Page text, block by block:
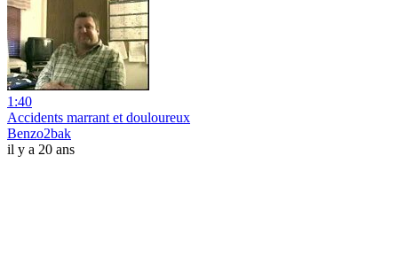
1:40
Accidents marrant et douloureux
Benzo2bak
il y a 20 ans